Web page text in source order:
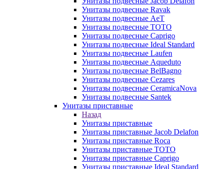
Унитазы подвесные Ravak
Унитазы подвесные AeT
Унитазы подвесные TOTO
Унитазы подвесные Caprigo
Унитазы подвесные Ideal Standard
Унитазы подвесные Laufen
Унитазы подвесные Aqueduto
Унитазы подвесные BelBagno
Унитазы подвесные Cezares
Унитазы подвесные CeramicaNova
Унитазы подвесные Santek
Унитазы приставные
Назад
Унитазы приставные
Унитазы приставные Jacob Delafon
Унитазы приставные Roca
Унитазы приставные TOTO
Унитазы приставные Caprigo
Унитазы приставные Ideal Standard